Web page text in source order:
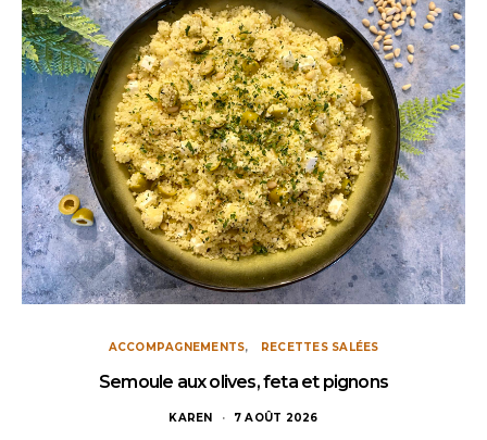
ACCOMPAGNEMENTS RECETTES SALÉES
Semoule aux olives, feta et pignons
KAREN 7 AOÛT 2026